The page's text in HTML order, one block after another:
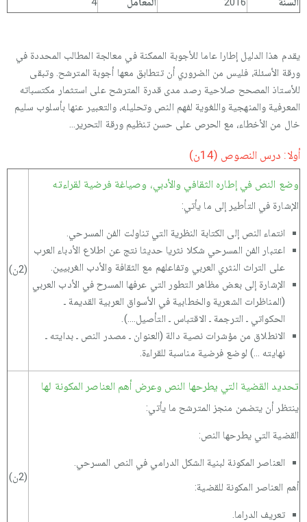
يقدم هذا الدليل إطارا عاما للأجوبة الممكنة في معالجة المطالب المحددة في
ورقة الأسئلة، فليس من الضروري أن تتطابق معها أجوبة المترشح. وتبقى
للأستاذ المصحح صلاحية رصد مدى قدرة المترشح على استثمار مكتسباته
المعرفية والمنهجية واللغوية لفهم النص وتحليله، والتعبير عنها بأسلوب سليم
خال من الأخطاء، مع الحرص على حسن تنظيم ورقة التحرير...
أولا: درس النصوص (14ن)
وضع النص في إطاره الثقافي والأدبي، وصياغة فرضية لقراءته
الإشارة في التأطير إلى ما يأتي:
انتماء النص إلى الكتابة النظرية التي تناولت الفن المسرحي.
اعتبار الفن المسرحي شكلا نثريا حديثا نتج عن اطلاع الأدباء العرب
على التراث النثري العربي وتفاعلهم مع الثقافة والأدب الغربيين.
الإشارة إلى بعض مظاهر التطور التي عرفها المسرح في الأدب العربي
(المناظرات الشعرية والخطابية في الأسواق العربية القديمة ـ
الحكواتي ـ الترجمة ـ الاقتباس ـ التأصيل....).
الانطلاق من مؤشرات نصية دالة (العنوان ـ مصدر النص ـ بدايته ـ
نهايته ...) لوضع فرضية مناسبة للقراءة.
(2ن)
تحديد القضية التي يطرحها النص وعرض أهم العناصر المكونة لها
ينتظر أن يتضمن منجز المترشح ما يأتي:
القضية التي يطرحها النص:
العناصر المكونة لبنية الشكل الدرامي في النص المسرحي.
أهم العناصر المكونة للقضية:
تعريف الدراما.
(2ن)